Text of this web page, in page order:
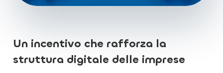
Un incentivo che rafforza la
struttura digitale delle imprese